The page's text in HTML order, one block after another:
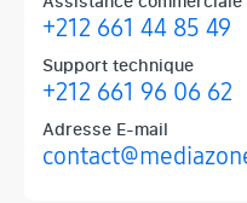
+212 661 44 85 49
Support technique
+212 661 96 06 62
Adresse E-mail